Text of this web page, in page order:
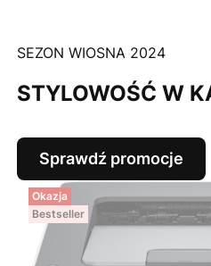
SEZON WIOSNA 2024
STYLOWOŚĆ W
Sprawdź promocje
Okazja
Bestseller